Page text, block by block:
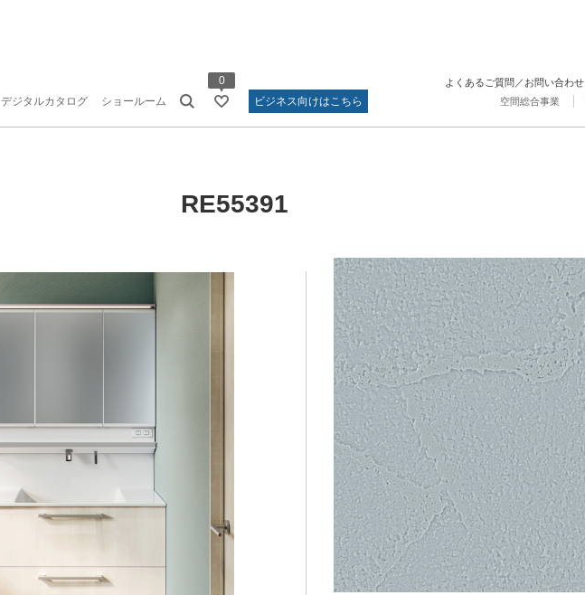
デジタルカタログ ショールーム
0
ビジネス向けはこちら
空間総合事業
よくあるご質問／お問い合わせ
RE55391